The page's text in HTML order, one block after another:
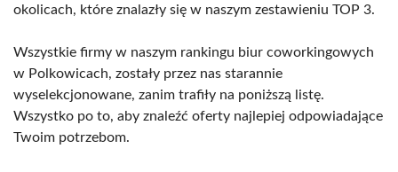
okolicach, które znalazły się w naszym zestawieniu TOP 3.
Wszystkie firmy w naszym rankingu biur coworkingowych
w Polkowicach, zostały przez nas starannie
wyselekcjonowane, zanim trafiły na poniższą listę.
Wszystko po to, aby znaleźć oferty najlepiej odpowiadające
Twoim potrzebom.